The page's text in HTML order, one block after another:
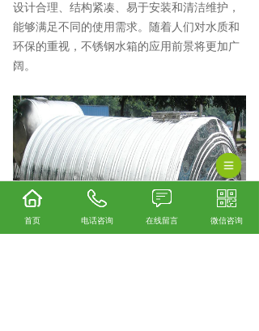
设计合理、结构紧凑、易于安装和清洁维护，
能够满足不同的使用需求。随着人们对水质和
环保的重视，不锈钢水箱的应用前景将更加广
阔。
首页 电话咨询 在线留言 微信咨询